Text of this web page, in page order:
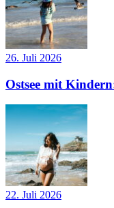
26. Juli 2026
Ostsee mit
22. Juli 2026